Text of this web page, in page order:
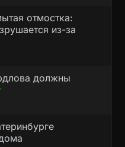
отмостка:
из-за
должны